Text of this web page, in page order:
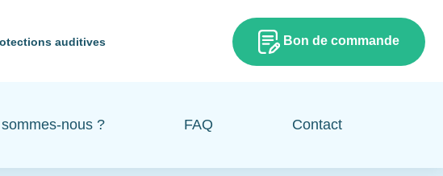
auditives Bon de commande
nous ? FAQ Contact